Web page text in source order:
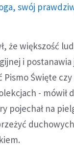
swój
że większość
i
Święte
- mówił
pojechał na